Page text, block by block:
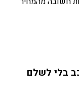
בלי לשלם